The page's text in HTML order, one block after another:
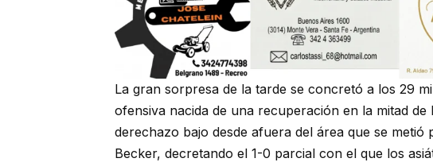
La gran sorpresa de la tarde se concretó a los 29
ofensiva nacida de una recuperación en la mitad de
derechazo bajo desde afuera del área que se metió
Becker, decretando el 1-0 parcial con el que los